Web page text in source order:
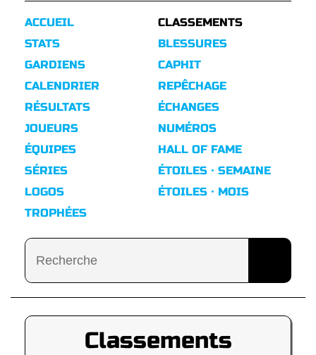
ACCUEIL
STATS
GARDIENS
CALENDRIER
RÉSULTATS
CLASSEMENTS
BLESSURES
CAPHIT
REPÊCHAGE
ÉCHANGES
JOUEURS
ÉQUIPES
SÉRIES
LOGOS
TROPHÉES
NUMÉROS
HALL OF FAME
ÉTOILES · SEMAINE
ÉTOILES · MOIS
Classements